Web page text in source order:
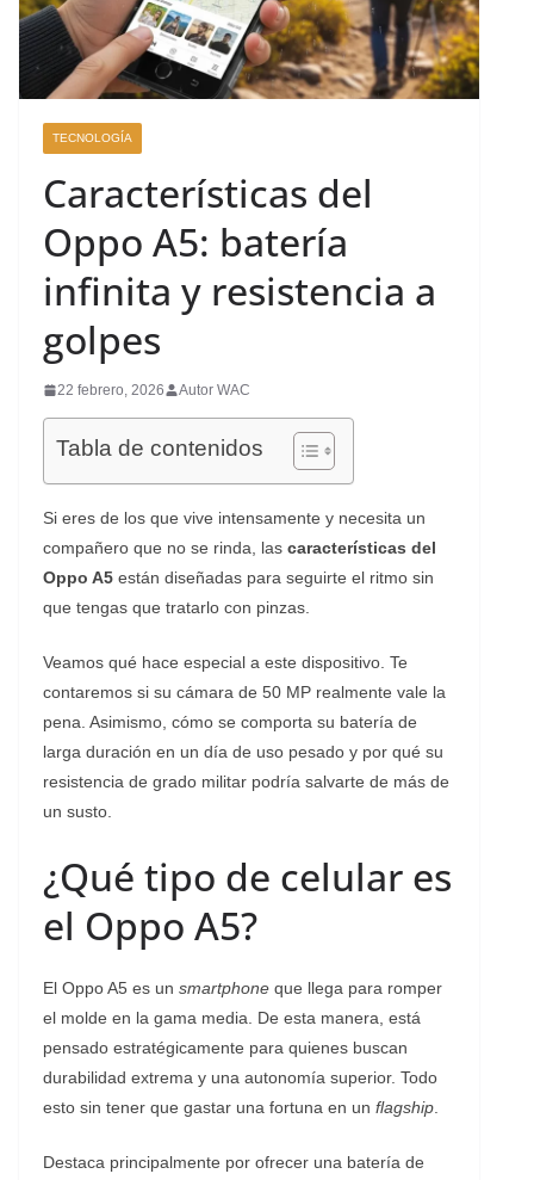
TECNOLOGÍA
Características del
Oppo A5: batería
infinita y resistencia a
golpes
22 febrero, 2026 Autor WAC
Tabla de contenidos
Si eres de los que vive intensamente y necesita un
compañero que no se rinda, las características del
Oppo A5 están diseñadas para seguirte el ritmo sin
que tengas que tratarlo con pinzas.
Veamos qué hace especial a este dispositivo. Te
contaremos si su cámara de 50 MP realmente vale la
pena. Asimismo, cómo se comporta su batería de
larga duración en un día de uso pesado y por qué su
resistencia de grado militar podría salvarte de más de
un susto.
¿Qué tipo de celular es
el Oppo A5?
El Oppo A5 es un smartphone que llega para romper
el molde en la gama media. De esta manera, está
pensado estratégicamente para quienes buscan
durabilidad extrema y una autonomía superior. Todo
esto sin tener que gastar una fortuna en un flagship
Destaca principalmente por ofrecer una batería de